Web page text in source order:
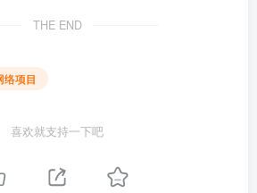
THE END
络项目
喜欢就支持一下吧